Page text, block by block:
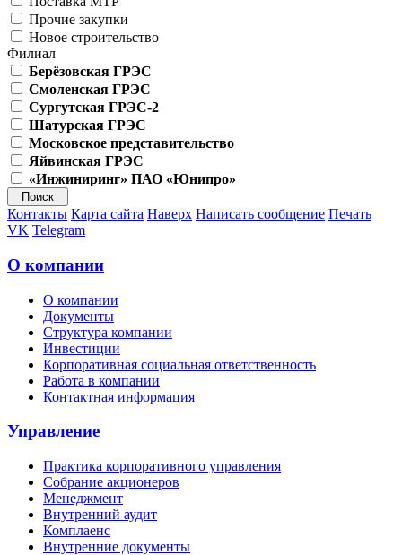
Прочие закупки
Новое строительство
Филиал
Берёзовская ГРЭС
Смоленская ГРЭС
Сургутская ГРЭС-2
Шатурская ГРЭС
Московское представительство
Яйвинская ГРЭС
«Инжиниринг» ПАО «Юнипро»
Контакты Карта сайта Наверх Написать сообщение Печать
VK Telegram
О компании
О компании
Документы
Структура компании
Инвестиции
Корпоративная социальная ответственность
Работа в компании
Контактная информация
Управление
Практика корпоративного управления
Собрание акционеров
Менеджмент
Внутренний аудит
Комплаенс
Внутренние документы